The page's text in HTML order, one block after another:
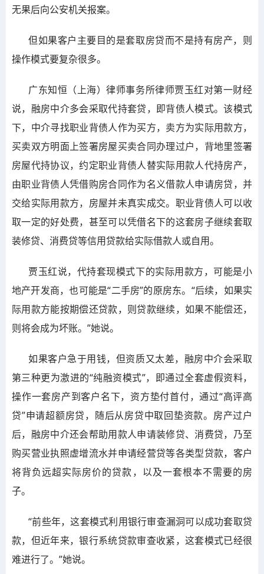
无果后向公安机关报案。
但如果客户主要目的是套取房贷而不是持有房产，则
操作模式要复杂很多。
广东知恒（上海）律师事务所律师贾玉红对第一财经
说，融房中介多会采取代持套贷，即背债人模式。该模式
下，中介寻找职业背债人作为买方，卖方为实际用款方，
买卖双方明面上签署房屋买卖合同办理过户，背地里签署
房屋代持协议，约定职业背债人替实际用款人代持房产，
由职业背债人凭借购房合同作为名义借款人申请房贷，并
交给实际用款方，房屋并未真实成交。职业背债人可以收
取一定的好处费，甚至可以凭借名下的这套房子继续套取
装修贷、消费贷等信用贷款给实际借款人或自用。
贾玉红说，代持套现模式下的实际用款方，可能是小
地产开发商，也可能是“二手房”的原房东。“后续，如果实
际用款方能按期偿还贷款，则贷款继续，如果不能偿还，
则将会成为坏账。”她说。
如果客户急于用钱，但资质又太差，融房中介会采取
第三种更为激进的“纯融资模式”，即通过全套虚假资料，
操作一套房产到客户名下，资方垫付首付，通过“高评高
贷”申请超额房贷，随后从房贷中取回垫资款。房产过户
后，融房中介还会帮助用款人申请装修贷、消费贷，乃至
购买营业执照虚增流水并申请经营贷等各类型贷款，客户
将背负远超实际房价的贷款，以及一套根本不需要的房
子。
“前些年，这套模式利用银行审查漏洞可以成功套取贷
款，但近年来，银行系统贷款审查收紧，这套模式已经很
难进行了。”她说。